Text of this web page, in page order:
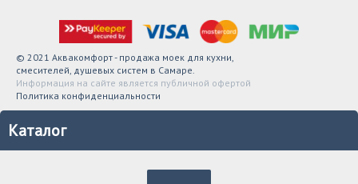
© 2021 Аквакомфорт - продажа моек для кухни,
смесителей, душевых систем в Самаре.
Информация на сайте является публичной офертой
Политика конфиденциальности
Каталог